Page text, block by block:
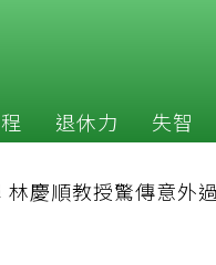
退休力 失智
慶順教授驚傳意外